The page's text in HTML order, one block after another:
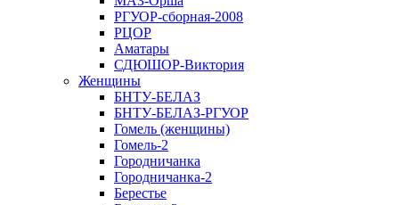
РГУОР-сборная-2008
РЦОР
Аматары
СДЮШОР-Виктория
Женщины
БНТУ-БЕЛАЗ
БНТУ-БЕЛАЗ-РГУОР
Гомель (женщины)
Гомель-2
Городничанка
Городничанка-2
Берестье